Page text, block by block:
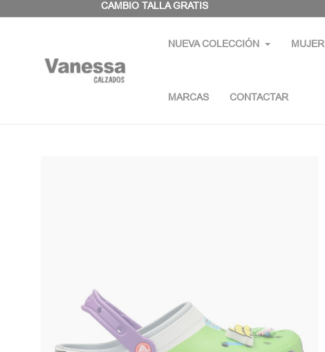
CAMBIO TALLA GRATIS
NUEVA COLECCIÓN MUJER
MARCAS CONTACTAR
Panel de gestión de cookies